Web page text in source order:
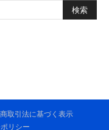
取引法に基づく表示
リシー